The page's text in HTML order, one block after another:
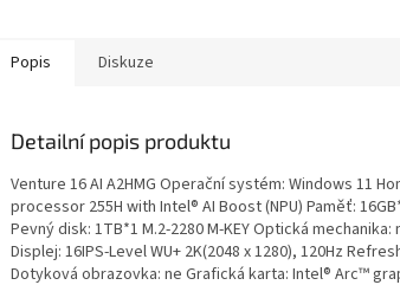
Popis Diskuze
Detailní popis produktu
Venture 16 AI A2HMG Operační systém: Windows 11
processor 255H with Intel® AI Boost (NPU) Paměť:
Pevný disk: 1TB*1 M.2-2280 M-KEY Optická
Displej: 16IPS-Level WU+ 2K(2048 x 1280), 120Hz
Dotyková obrazovka: ne Grafická karta: Intel® Arc™